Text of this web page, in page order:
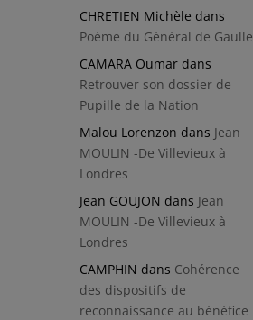
CHRETIEN Michèle dans
Poème du Général de Gaulle
CAMARA Oumar dans
Retrouver son dossier de
Pupille de la Nation
Malou Lorenzon dans Jean
MOULIN -De Villevieux à
Londres
Jean GOUJON dans Jean
MOULIN -De Villevieux à
Londres
CAMPHIN dans Cohérence
des dispositifs de
reconnaissance au bénéfice